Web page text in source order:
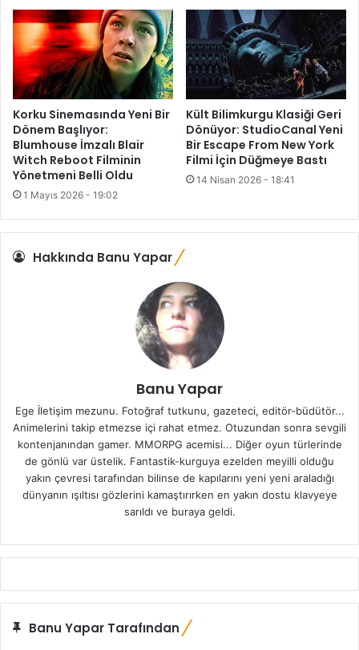
Korku Sinemasında Yeni Bir
Dönem Başlıyor:
Blumhouse İmzalı Blair
Witch Reboot Filminin
Yönetmeni Belli Oldu
1 Mayıs 2026 - 19:02
Kült Bilimkurgu Klasiği Geri
Dönüyor: StudioCanal Yeni
Bir Escape From New York
Filmi İçin Düğmeye Bastı
14 Nisan 2026 - 18:41
Hakkında Banu Yapar
Banu Yapar
Ege İletişim mezunu. Fotoğraf tutkunu, gazeteci, editör-büdütör...
Animelerini takip etmezse içi rahat etmez. Otuzundan sonra sevgili
kontenjanından gamer. MMORPG acemisi... Diğer oyun türlerinde
de gönlü var üstelik. Fantastik-kurguya ezelden meyilli olduğu
yakın çevresi tarafından bilinse de kapılarını yeni yeni araladığı
dünyanın ışıltısı gözlerini kamaştırırken en yakın dostu klavyeye
sarıldı ve buraya geldi.
Banu Yapar Tarafından